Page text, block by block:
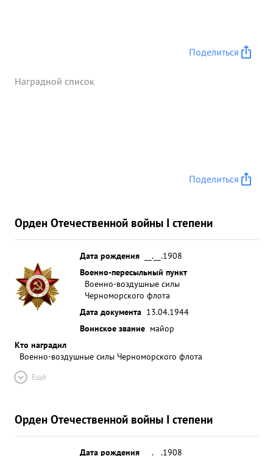
Поделиться
Наградной список
Поделиться
Орден Отечественной войны I степени
Дата рождения
__.__.1908
Военно-пересыльный пункт
Военно-воздушные силы
Черноморского флота
Дата документа 13.04.1944
Воинское звание майор
Кто наградил
Военно-воздушные силы Черноморского флота
Ещё
Орден Отечественной войны I степени
Дата рождения __.__.1908